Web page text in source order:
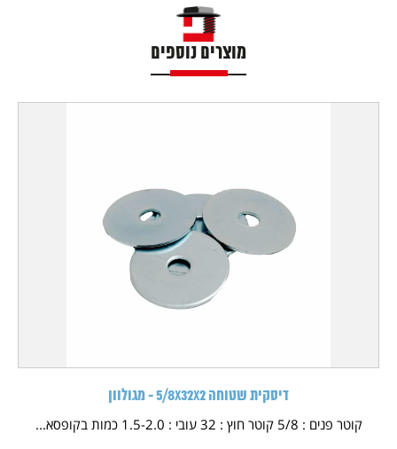
מוצרים נוספים
דיסקית שטוחה 5/8X32X2 - מגולוון
קוטר פנים : 5/8 קוטר חוץ : 32 עובי : 1.5-2.0 כמות בקופסא...